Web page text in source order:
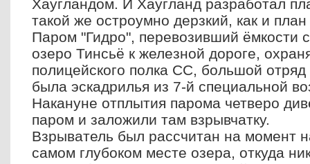
Хаугландом. И Хаугланд разработал
такой же остроумно дерзкий, как и
Паром "Гидро", перевозивший ёмкости
озеро Тинсьё к железной дороге,
полицейского полка СС, большой отряд
была эскадрилья из 7-й специальной
Накануне отплытия парома четверо
паром и заложили там взрывчатку.
Взрыватель был рассчитан на момент
самом глубоком месте озера, откуда